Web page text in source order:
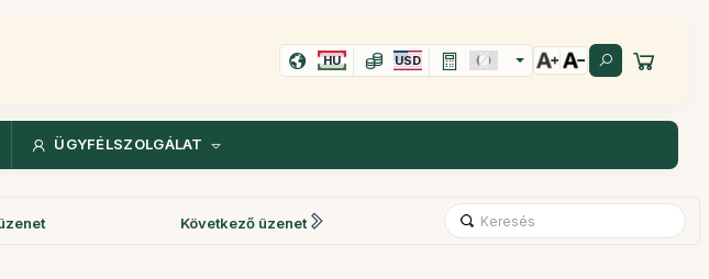
HU USD
ÜGYFÉLSZOLGÁLAT
Következő üzenet